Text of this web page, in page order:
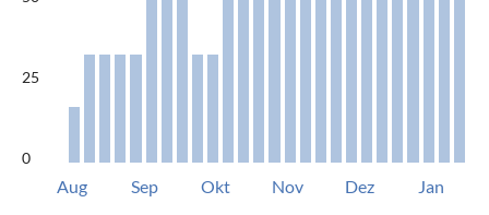
25
0
Aug Sep Okt Nov Dez Jan